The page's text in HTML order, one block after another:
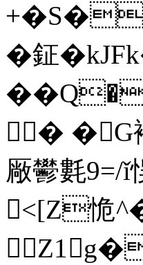
+�S�
�鉦
��
 � �G
厰鬰氀
<[Z恑